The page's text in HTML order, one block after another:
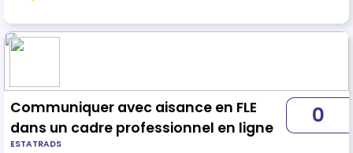
Communiquer avec aisance en FLE
dans un cadre professionnel en ligne
ESTATRADS
0